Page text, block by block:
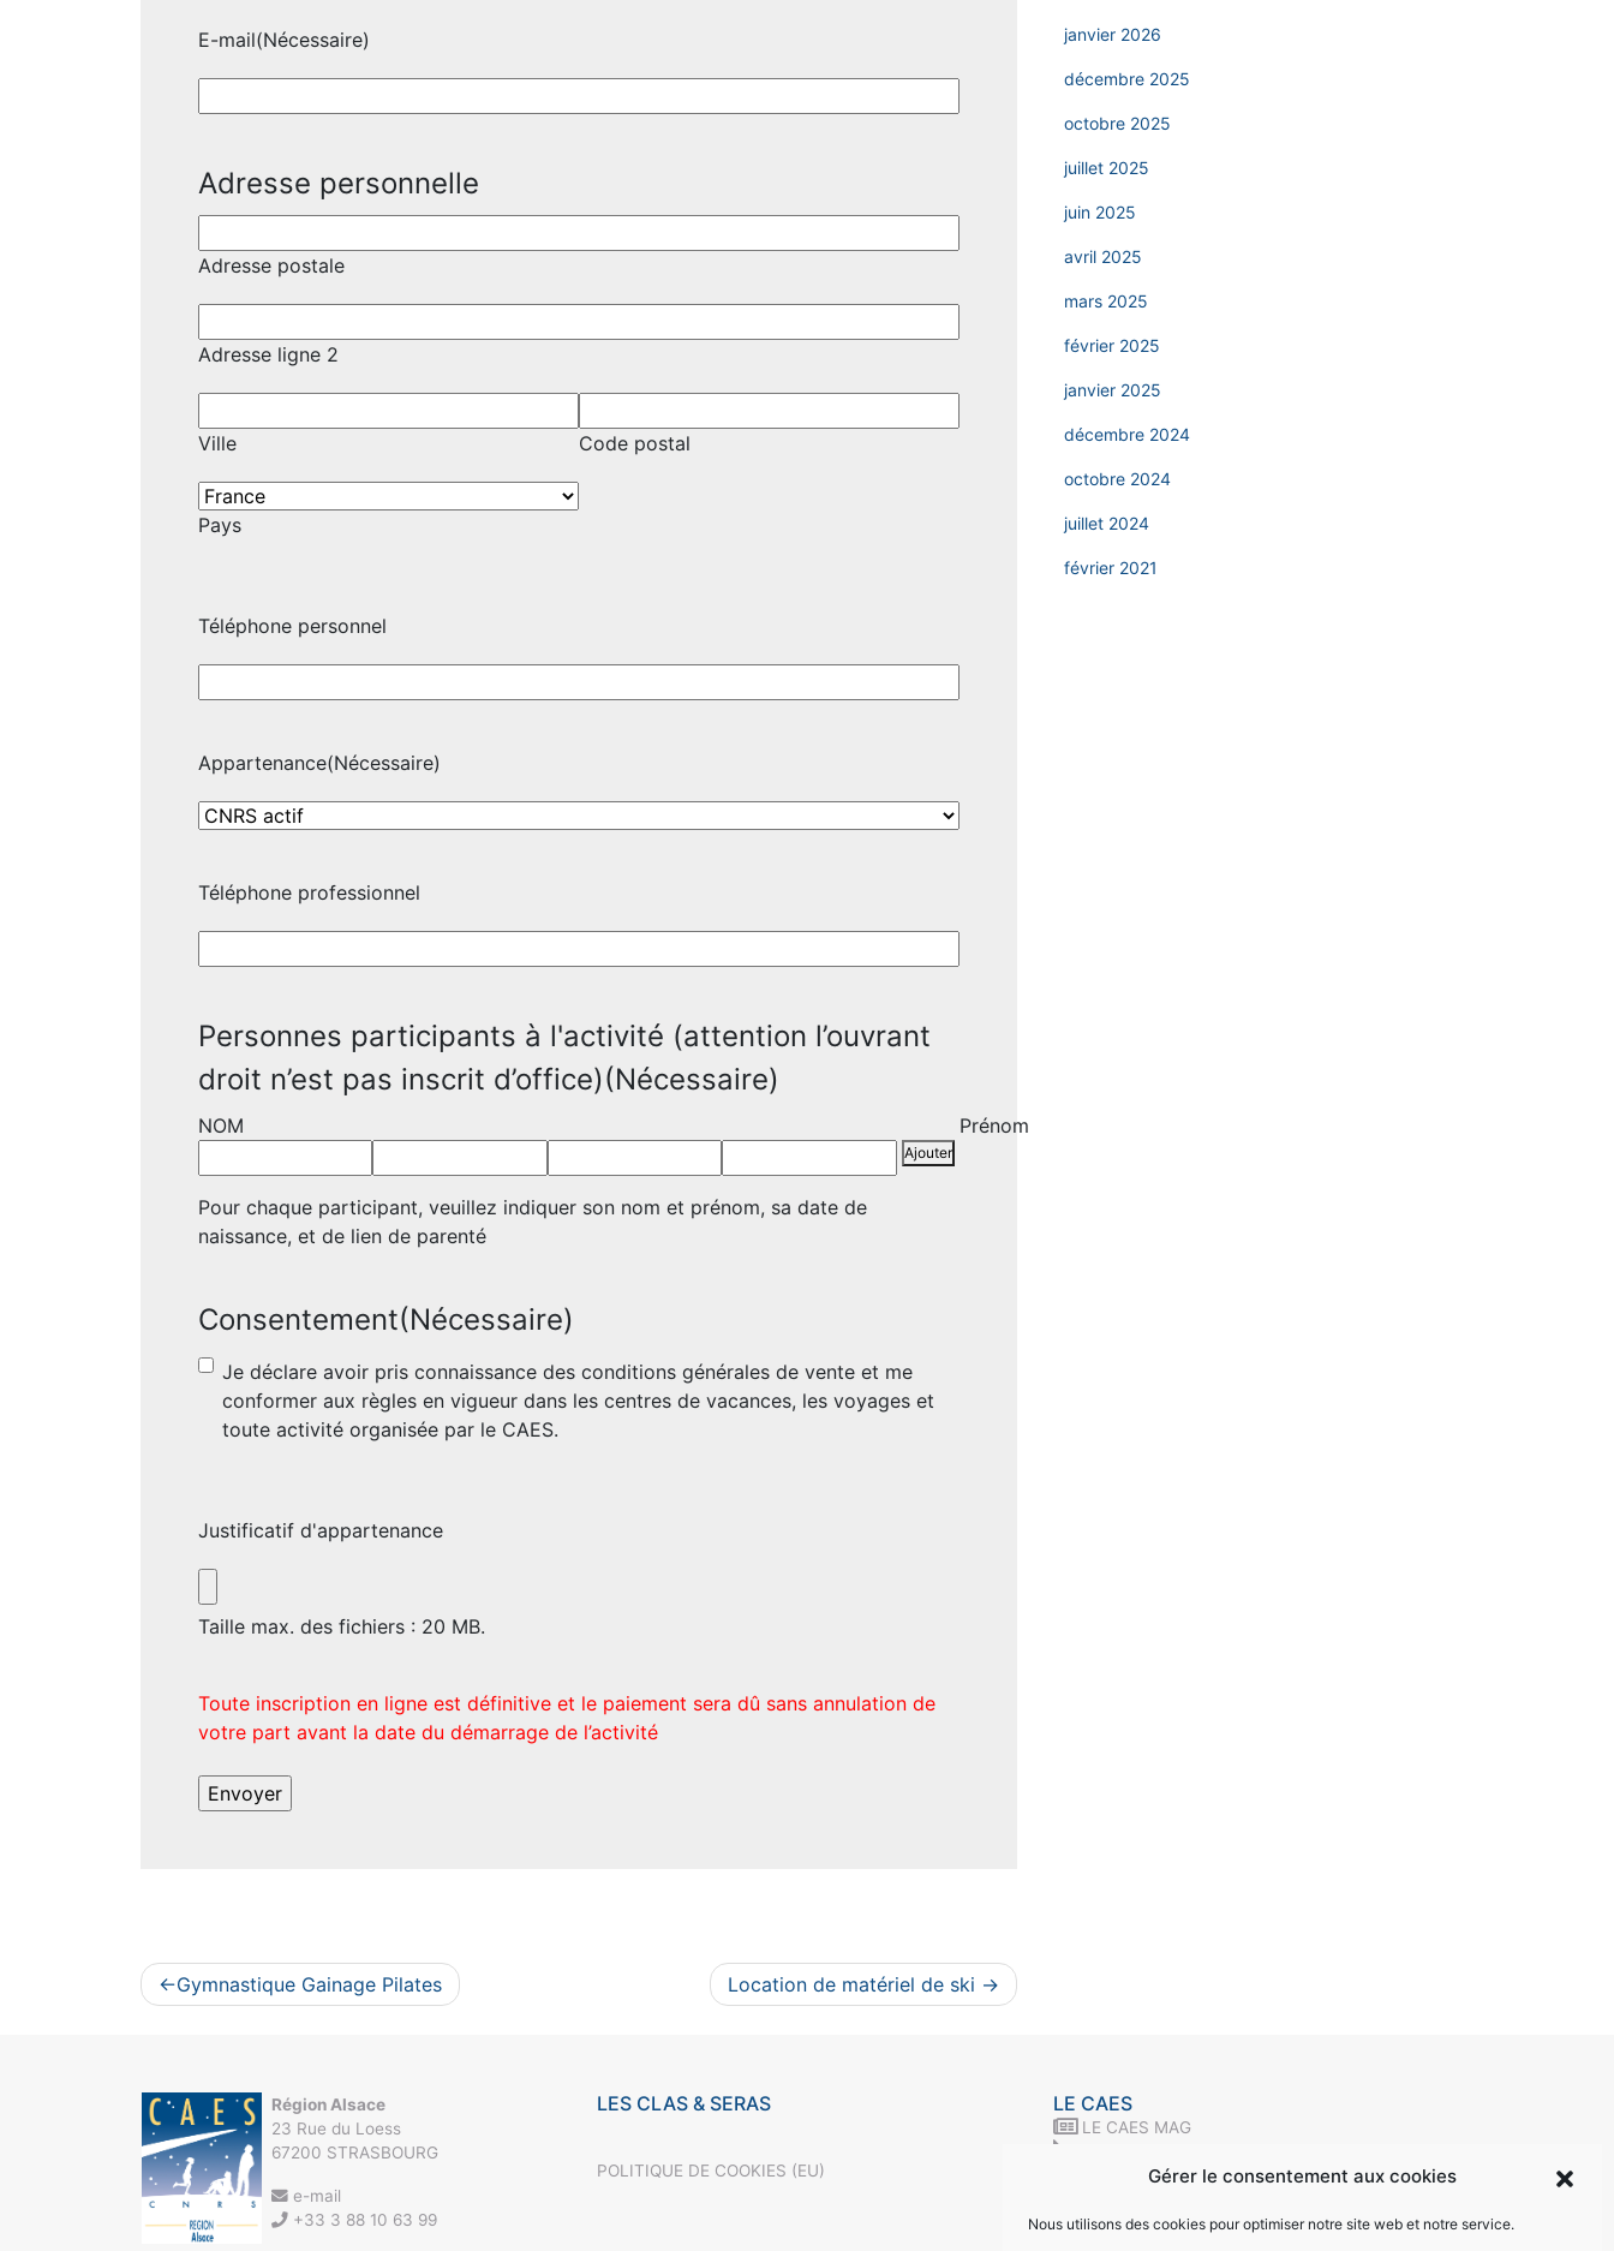
Gérer le consentement aux cookies
Nous utilisons des cookies pour optimiser notre site web et notre service.
MM
AAAA
E-mail(Nécessaire)
Adresse personnelle
Adresse postale
Adresse ligne 2
Ville Code postal
Pays
Téléphone personnel
Appartenance(Nécessaire)
Téléphone professionnel
Personnes participants à l'activité (attention l’ouvrant
droit n’est pas inscrit d’office)(Nécessaire)
NOM Prénom
Ajouter
Pour chaque participant, veuillez indiquer son nom et prénom, sa date de
naissance, et de lien de parenté
Consentement(Nécessaire)
Je déclare avoir pris connaissance des conditions générales de vente et me
conformer aux règles en vigueur dans les centres de vacances, les voyages et
toute activité organisée par le CAES.
Justificatif d'appartenance
Taille max. des fichiers : 20 MB.
Toute inscription en ligne est définitive et le paiement sera dû sans annulation de
votre part avant la date du démarrage de l’activité
Navigation
Gymnastique Gainage Pilates Location de matériel de ski
janvier 2026
décembre 2025
octobre 2025
juillet 2025
juin 2025
avril 2025
mars 2025
février 2025
janvier 2025
décembre 2024
octobre 2024
juillet 2024
février 2021
Région Alsace
23 Rue du Loess
67200 STRASBOURG
e-mail
+33 3 88 10 63 99
LES CLAS & SERAS
POLITIQUE DE COOKIES (EU)
LE CAES
LE CAES MAG
MON COMPTE
RÉSEAUX SOCIAUX